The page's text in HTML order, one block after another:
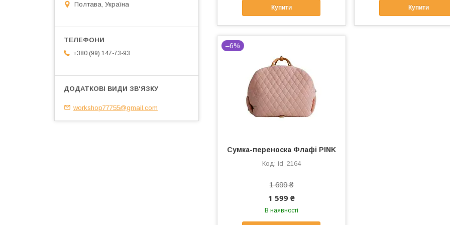
Купити Купити
–6%
Сумка-переноска Флафі PINK
id_2164
1 699 ₴
1 599 ₴
В наявності
Полтава, Україна
+380 (99) 147-73-93
workshop77755@gmail.com